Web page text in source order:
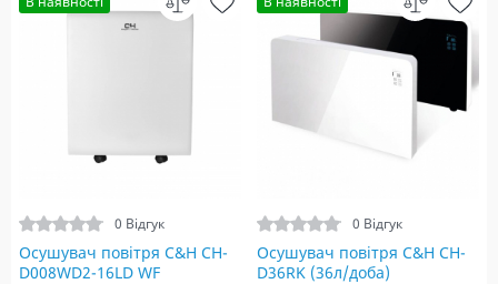
0 Відгук
Осушувач повітря C&H CH-
D008WD2-16LD WF
0 Відгук
Осушувач повітря C&H CH-
D36RK (36л/доба)